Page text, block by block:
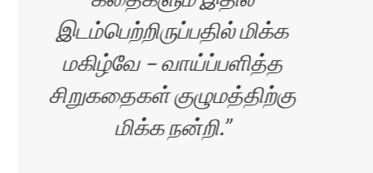
இடம்பெற்றிருப்பதில் மிக்க
மகிழ்வே – வாய்ப்பளித்த
சிறுகதைகள் குழுமத்திற்கு
மிக்க நன்றி.